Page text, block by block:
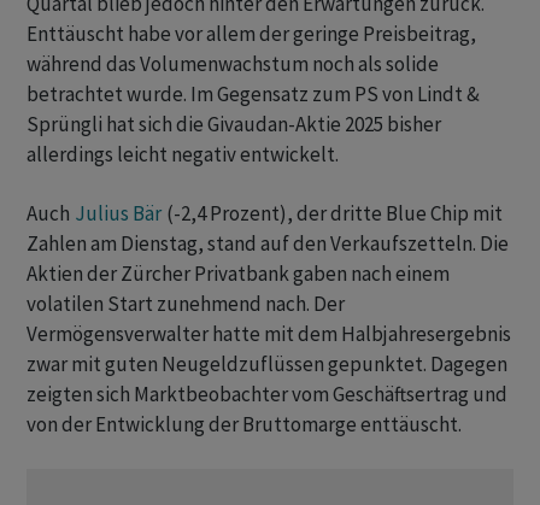
Enttäuscht habe vor allem der geringe Preisbeitrag,
während das Volumenwachstum noch als solide
betrachtet wurde. Im Gegensatz zum PS von Lindt &
Sprüngli hat sich die Givaudan-Aktie 2025 bisher
allerdings leicht negativ entwickelt.
Auch Julius Bär (-2,4 Prozent), der dritte Blue Chip mit
Zahlen am Dienstag, stand auf den Verkaufszetteln. Die
Aktien der Zürcher Privatbank gaben nach einem
volatilen Start zunehmend nach. Der
Vermögensverwalter hatte mit dem Halbjahresergebnis
zwar mit guten Neugeldzuflüssen gepunktet. Dagegen
zeigten sich Marktbeobachter vom Geschäftsertrag und
von der Entwicklung der Bruttomarge enttäuscht.